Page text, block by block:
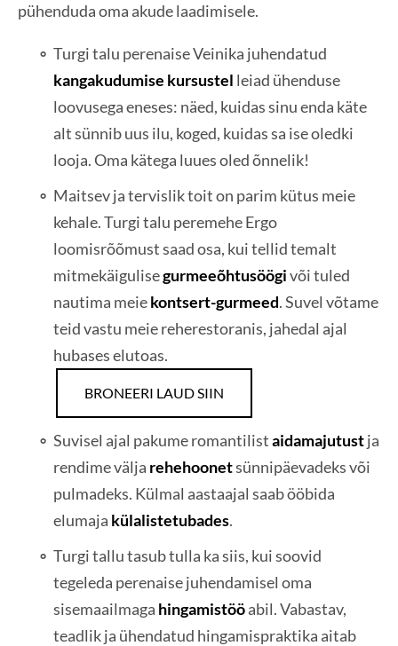
pühenduda oma akude laadimisele.
Turgi talu perenaise Veinika juhendatud
kangakudumise kursustel leiad ühenduse
loovusega eneses: näed, kuidas sinu enda käte
alt sünnib uus ilu, koged, kuidas sa ise oledki
looja. Oma kätega luues oled õnnelik!
Maitsev ja tervislik toit on parim kütus meie
kehale. Turgi talu peremehe Ergo
loomisrõõmust saad osa, kui tellid temalt
mitmekäigulisegurmeeõhtusöögivõi tuled
nautima meiekontsert-gurmeed. Suvel võtame
teid vastu meie reherestoranis, jahedal ajal
hubases elutoas.
BRONEERI LAUD SIIN
Suvisel ajal pakume romantilistaidamajutustja
rendime välja rehehoonetsünnipäevadeks või
pulmadeks. Külmal aastaajal saab ööbida
elumaja külalistetubades.
Turgi tallu tasub tulla ka siis, kui soovid
tegeleda perenaise juhendamisel oma
sisemaailmaga hingamistööabil. Vabastav,
teadlik ja ühendatud hingamispraktika aitab